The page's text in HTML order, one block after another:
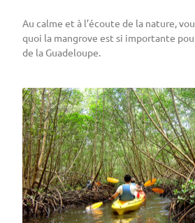
Au calme et à l’écoute de la nature,
quoi la mangrove est si importante
de la Guadeloupe.